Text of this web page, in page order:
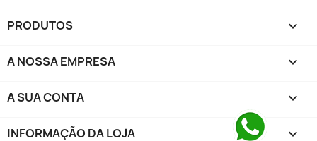
PRODUTOS 
A NOSSA EMPRESA 
A SUA CONTA 
INFORMAÇÃO DA LOJA keyboard_arrow_down